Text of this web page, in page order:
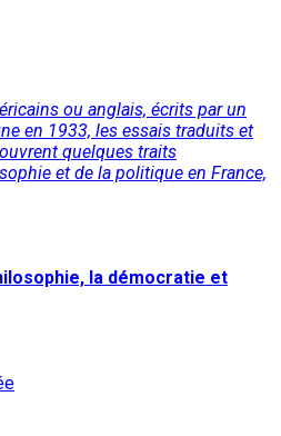
ou anglais, écrits par un
en 1933, les essais traduits et
quelques traits
et de la politique en France,
la démocratie et